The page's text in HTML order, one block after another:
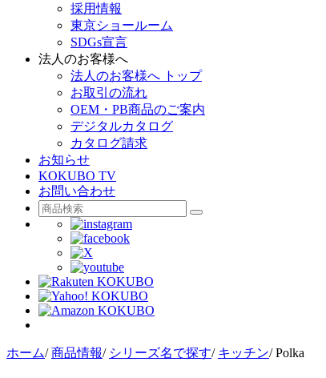
採用情報
東京ショールーム
SDGs宣言
法人のお客様へ
法人のお客様へ トップ
お取引の流れ
OEM・PB商品のご案内
デジタルカタログ
カタログ請求
お知らせ
KOKUBO TV
お問い合わせ
ホーム/ 商品情報/ シリーズ名で探す/ キッチン/ Polka